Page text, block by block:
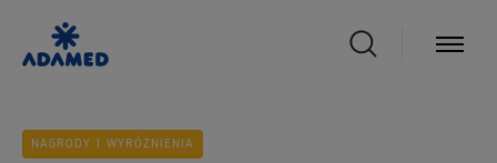
NAGRODY I WYRÓŻNIENIA